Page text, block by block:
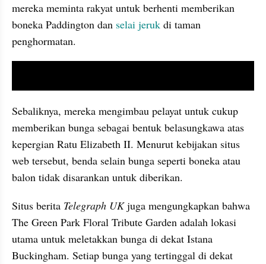
mereka meminta rakyat untuk berhenti memberikan
boneka Paddington dan selai jeruk di taman
penghormatan.
Sebaliknya, mereka mengimbau pelayat untuk cukup
memberikan bunga sebagai bentuk belasungkawa atas
kepergian Ratu Elizabeth II. Menurut kebijakan situs
web tersebut, benda selain bunga seperti boneka atau
balon tidak disarankan untuk diberikan.
Situs berita Telegraph UK juga mengungkapkan bahwa
The Green Park Floral Tribute Garden adalah lokasi
utama untuk meletakkan bunga di dekat Istana
Buckingham. Setiap bunga yang tertinggal di dekat